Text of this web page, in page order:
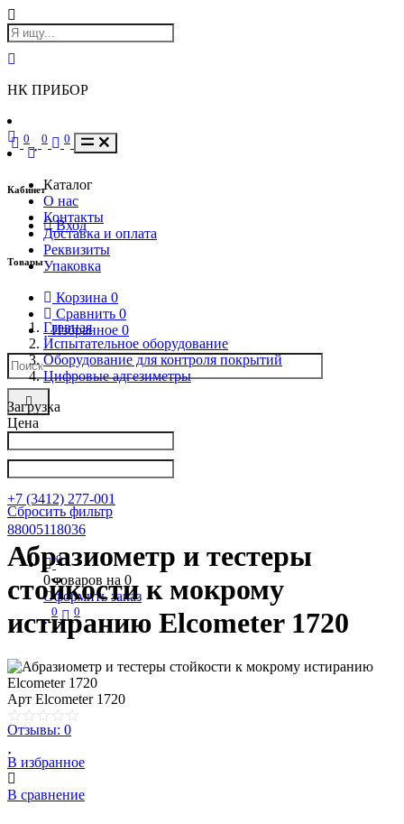
НК ПРИБОР
Кабинет
Вход
Товары
Корзина 0
Сравнить 0
Избранное 0
Написать в Телеграм
+7 (3412) 277-001
88005118036
0
0 товаров на 0
Оформить заказ
0 0
0 0 0
Каталог
О нас
Контакты
Доставка и оплата
Реквизиты
Упаковка
Главная
Испытательное оборудование
Оборудование для контроля покрытий
Цифровые адгезиметры
Загрузка
Цена
Сбросить фильтр
Абразиометр и тестеры
стойкости к мокрому
истиранию Elcometer 1720
Арт Elcometer 1720
Отзывы: 0
В избранное
В сравнение